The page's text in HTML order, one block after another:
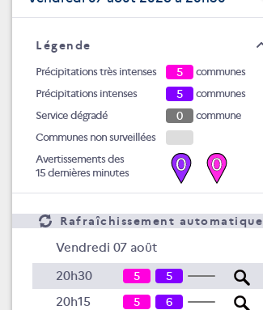
Légende
Précipitations très intenses 5
communes
Précipitations intenses
5
communes
Service dégradé
0
commune
Communes non surveillées
Avertissements des
15 dernières minutes
0 0
Rafraîchissement automatique
Vendredi 07 août
20h30
5
5
20h15
5
6